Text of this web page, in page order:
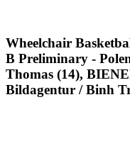
Wheelchair
B Preliminary -
Thomas (14),
Bildagentur / Binh